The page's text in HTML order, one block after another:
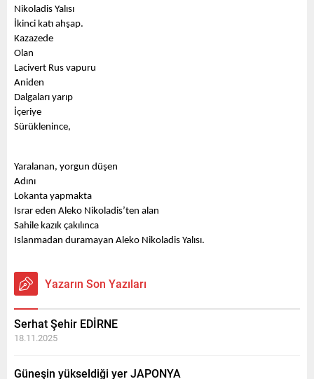
Nikoladis Yalısı
İkinci katı ahşap.
Kazazede
Olan
Lacivert Rus vapuru
Aniden
Dalgaları yarıp
İçeriye
Sürüklenince,
Yaralanan, yorgun düşen
Adını
Lokanta yapmakta
Israr eden Aleko Nikoladis’ten alan
Sahile kazık çakılınca
Islanmadan duramayan Aleko Nikoladis Yalısı.
Yazarın Son Yazıları
Serhat Şehir EDİRNE
18.11.2025
Güneşin yükseldiği yer JAPONYA